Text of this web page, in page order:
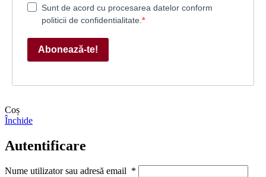
Sunt de acord cu procesarea datelor conform
politicii de confidentialitate.
Abonează-te!
Coș
Închide
Autentificare
Nume utilizator sau adresă email *